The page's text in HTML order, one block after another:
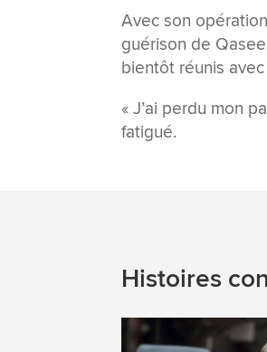
Avec son
guérison de
bientôt réunis
« J’ai perdu mon
fatigué.
Histoires